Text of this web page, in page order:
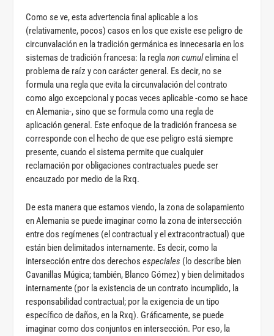
Como se ve, esta advertencia final aplicable a los
(relativamente, pocos) casos en los que existe ese peligro de
circunvalación en la tradición germánica es innecesaria en los
sistemas de tradición francesa: la reglanon cumulelimina el
problema de raíz y con carácter general. Es decir, no se
formula una regla que evita la circunvalación del contrato
como algo excepcional y pocas veces aplicable -como se hace
en Alemania-, sino que se formula como una regla de
aplicación general. Este enfoque de la tradición francesa se
corresponde con el hecho de que ese peligro está siempre
presente, cuando el sistema permite que cualquier
reclamación por obligaciones contractuales puede ser
encauzado por medio de la Rxq.
De esta manera que estamos viendo, la zona de solapamiento
en Alemania se puede imaginar como la zona de intersección
entre dos regímenes (el contractual y el extracontractual) que
están bien delimitados internamente. Es decir, como la
intersección entre dos derechosespeciales (lo describe bien
Cavanillas Múgica; también, Blanco Gómez) y bien delimitados
internamente (por la existencia de un contrato incumplido, la
responsabilidad contractual; por la exigencia de un tipo
específico de daños, en la Rxq). Gráficamente, se puede
imaginar como dos conjuntos en intersección. Por eso, la